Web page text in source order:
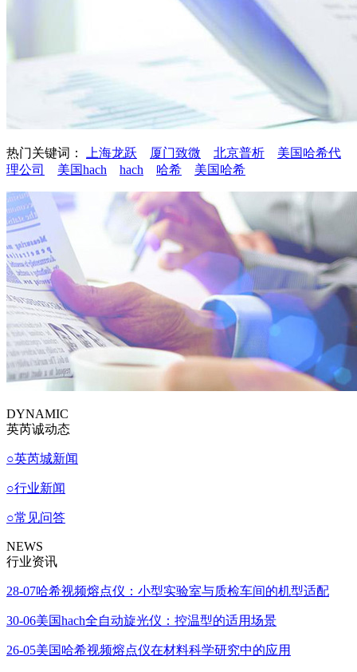
热门关键词： 上海龙跃 厦门致微 北京普析
美国哈希代
理公司
美国hach hach 哈希 美国哈希
DYNAMIC
英芮诚动态
○英芮城新闻
○行业新闻
○常见问答
NEWS
行业资讯
28-07哈希视频熔点仪：小型实验室与质检车间的机型适配
30-06美国hach全自动旋光仪：控温型的适用场景
26-05美国哈希视频熔点仪在材料科学研究中的应用